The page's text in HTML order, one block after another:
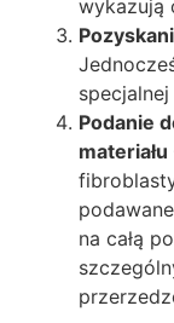
wykazują
Podanie
materiału
na całą